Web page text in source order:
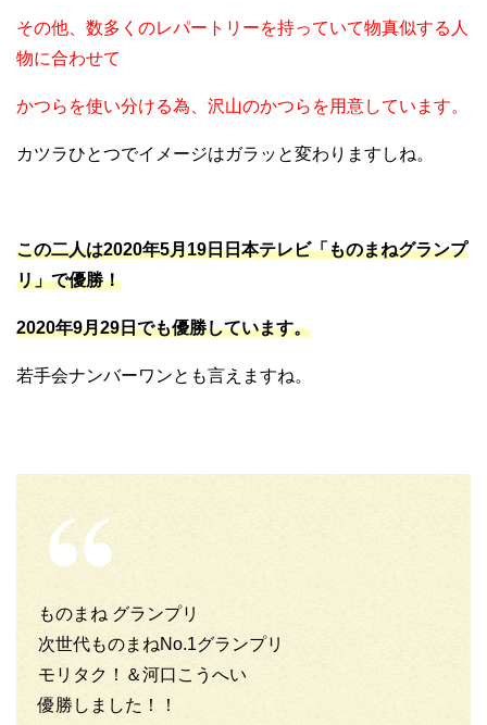
その他、数多くのレパートリーを持っていて物真似する人
物に合わせて
かつらを使い分ける為、沢山のかつらを用意しています。
カツラひとつでイメージはガラッと変わりますしね。
この二人は2020年5月19日日本テレビ「ものまねグランプ
リ」で優勝！
2020年9月29日でも優勝しています。
若手会ナンバーワンとも言えますね。
ものまね グランプリ
次世代ものまねNo.1グランプリ
モリタク！＆河口こうへい
優勝しました！！